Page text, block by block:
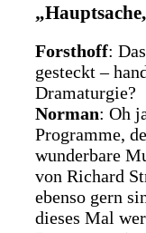
Forsthoff:
gesteckt –
Dramaturgie?
Norman: Oh
Programme,
wunderbare
von Richard
ebenso gern
dieses Mal